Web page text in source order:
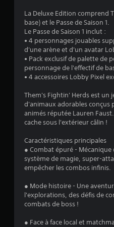
La Deluxe Edition comprend
base) et le Passe de Saison 1.
Le Passe de Saison 1 inclut :
• 4 personnages jouables
d'une arène et d'un avatar
• Pack exclusif de palette de
personnage de l'effectif de
• 4 accessoires Lobby Pixel
Them's Fightin' Herds est un
d'animaux adorables conçus
animés réputée Lauren
cache sous l'extérieur câlin !
Caractéristiques principales
● Combat épuré -
système de magie, super-
empêcher les combos infinis.
● Mode histoire - Une
l'explorations, des défis de
combats de boss !
● Face à face local et